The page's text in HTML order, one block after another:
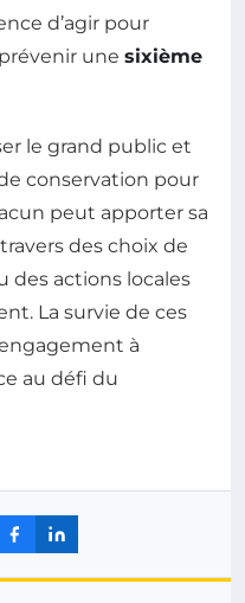
d’agir pour
une sixième
le grand public et
conservation pour
peut apporter sa
des choix de
des actions locales
La survie de ces
à
au défi du